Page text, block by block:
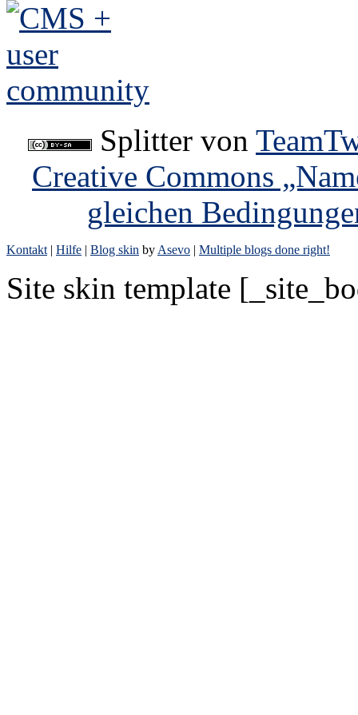
Splitter von
Creative Commons
gleichen
Kontakt | Hilfe | Blog skin by Asevo | Multiple blogs done right!
Site skin template